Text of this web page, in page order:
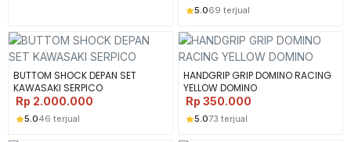
5.069 terjual
BUTTOM SHOCK DEPAN SET
KAWASAKI SERPICO
Rp 2.000.000
5.046 terjual
HANDGRIP GRIP DOMINO RACING
YELLOW DOMINO
Rp 350.000
5.073 terjual